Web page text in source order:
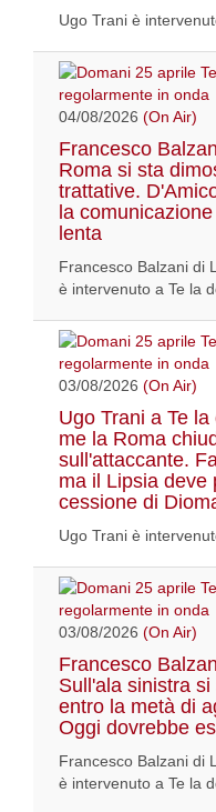
Ugo Trani è
04/08/2026 (On Air)
Francesco
Roma si sta
trattative.
la
lenta
Francesco Balzani di
è intervenuto a Te la
03/08/2026 (On Air)
Ugo Trani a Te
me la Roma
sull'attaccante.
ma il Lipsia deve
cessione di
Ugo Trani è
03/08/2026 (On Air)
Francesco
Sull'ala sinistra
entro la metà di
Oggi dovrebbe
Francesco Balzani di
è intervenuto a Te la